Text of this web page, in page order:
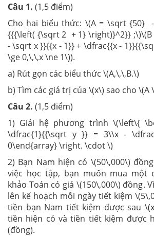
Câu 1. (1,5 điểm)
Cho hai biểu thức: \(A = \sqrt
{{{\left( {\sqrt 2 + 1} \right)}^2}}
- \sqrt x }}{{x - 1}} + \dfrac{{x -
\ge 0,\,\,x \ne 1\)).
a) Rút gọn các biểu thức \(A,\,\,B.\)
b) Tìm các giá trị của \(x\) sao cho \(A
Câu 2. (1,5 điểm)
1) Giải hệ phương trình \(\left\{
\dfrac{1}{{\sqrt y }} = 3\\x -
0\end{array} \right. \cdot \)
2) Bạn Nam hiện có \(50\,000\)
việc học tập, bạn muốn mua một
khảo Toán có giá \(150\,000\) đồng.
lên kế hoạch mỗi ngày tiết kiệm
tiền bạn Nam tiết kiệm được sau
tiền hiện có và tiền tiết kiệm được
(đồng).